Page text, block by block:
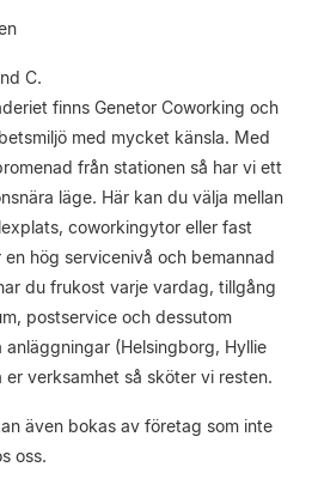
C.
finns Genetor Coworking och
med mycket känsla. Med
från stationen så har vi ett
läge. Här kan du välja mellan
coworkingytor eller fast
hög servicenivå och bemannad
du frukost varje vardag, tillgång
postservice och dessutom
(Helsingborg, Hyllie
er verksamhet så sköter vi resten.
även bokas av företag som inte
oss.